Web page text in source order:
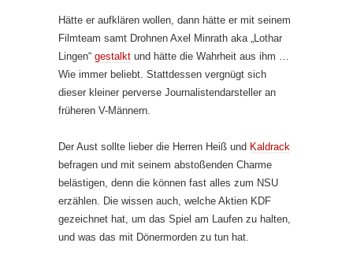
Hätte er aufklären wollen, dann hätte er mit seinem
Filmteam samt Drohnen Axel Minrath aka „Lothar
Lingen“ gestalkt und hätte die Wahrheit aus ihm …
Wie immer beliebt. Stattdessen vergnügt sich
dieser kleiner perverse Journalistendarsteller an
früheren V-Männern.
Der Aust sollte lieber die Herren Heiß und Kaldrack
befragen und mit seinem abstoßenden Charme
belästigen, denn die können fast alles zum NSU
erzählen. Die wissen auch, welche Aktien KDF
gezeichnet hat, um das Spiel am Laufen zu halten,
und was das mit Dönermorden zu tun hat.